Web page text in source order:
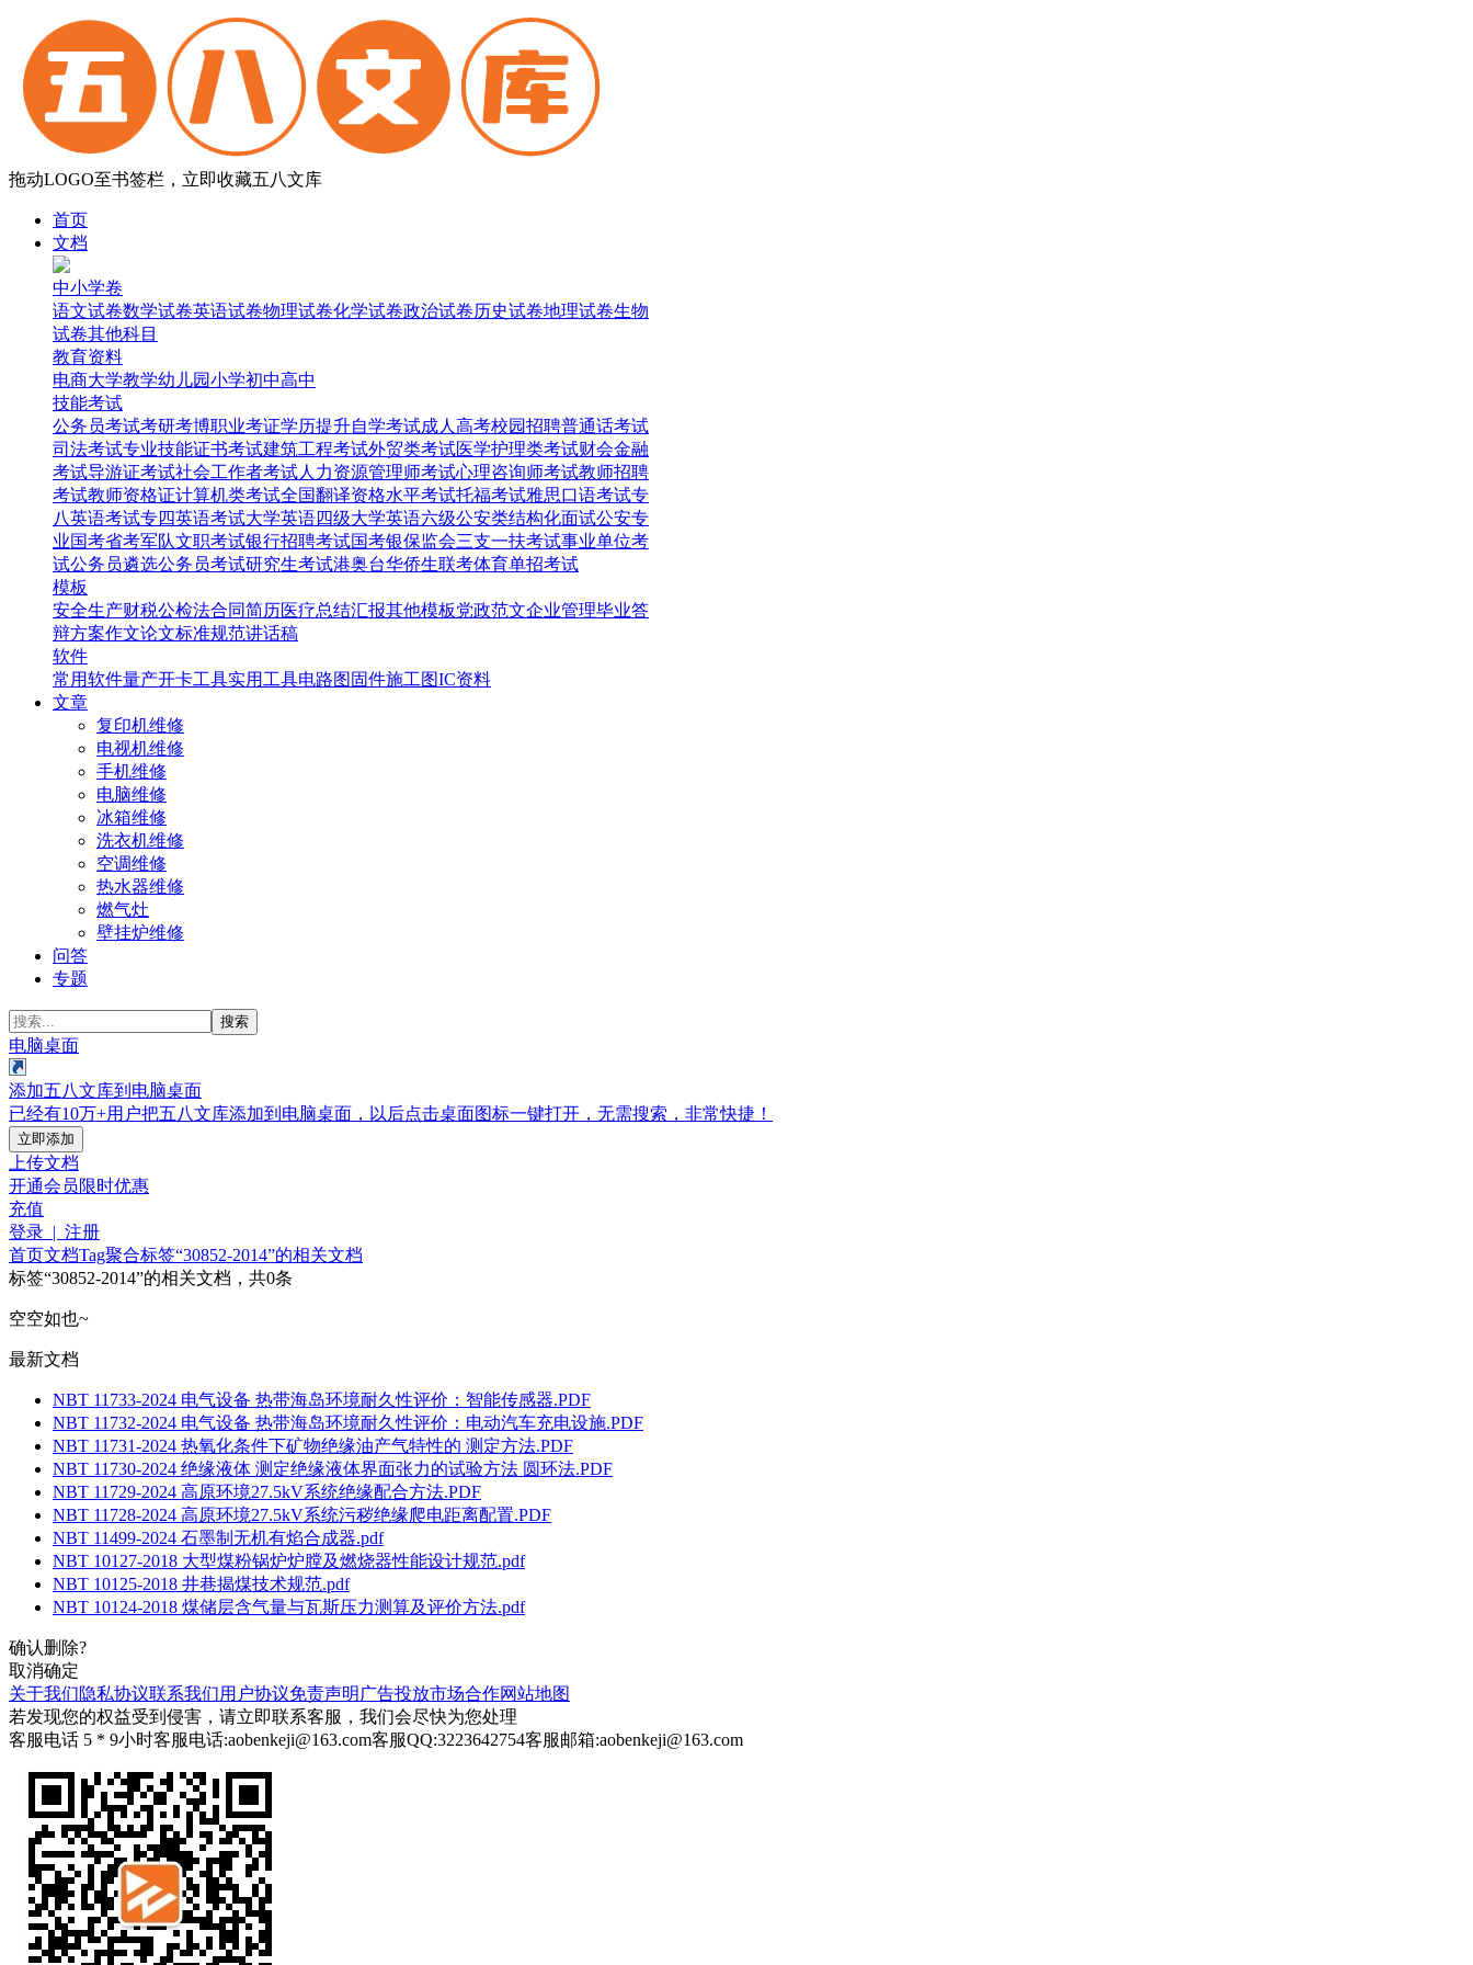
拖动LOGO至书签栏，立即收藏五八文库
首页
文档
中小学卷
语文试卷数学试卷英语试卷物理试卷化学试卷政治试卷历史试卷地理试卷生物
试卷其他科目
教育资料
电商大学教学幼儿园小学初中高中
技能考试
公务员考试考研考博职业考证学历提升自学考试成人高考校园招聘普通话考试
司法考试专业技能证书考试建筑工程考试外贸类考试医学护理类考试财会金融
考试导游证考试社会工作者考试人力资源管理师考试心理咨询师考试教师招聘
考试教师资格证计算机类考试全国翻译资格水平考试托福考试雅思口语考试专
八英语考试专四英语考试大学英语四级大学英语六级公安类结构化面试公安专
业国考省考军队文职考试银行招聘考试国考银保监会三支一扶考试事业单位考
试公务员遴选公务员考试研究生考试港奥台华侨生联考体育单招考试
模板
安全生产财税公检法合同简历医疗总结汇报其他模板党政范文企业管理毕业答
辩方案作文论文标准规范讲话稿
软件
常用软件量产开卡工具实用工具电路图 固件施工图IC资料
文章
复印机维修
电视机维修
手机维修
电脑维修
冰箱维修
洗衣机维修
空调维修
热水器维修
燃气灶
壁挂炉维修
问答
专题
搜索
电脑桌面
添加五八文库到电脑桌面
已经有10万+用户把五八文库添加到电脑桌面，以后点击桌面图标一键打开，无需搜索，非常快捷！
立即添加
上传文档
开通会员限时优惠
充值
登录 | 注册
首页文档Tag聚合标签“30852-2014”的相关文档
标签“30852-2014”的相关文档，共0条
空空如也~
最新文档
NBT 11733-2024 电气设备 热带海岛环境耐久性评价：智能传感器.PDF
NBT 11732-2024 电气设备 热带海岛环境耐久性评价：电动汽车充电设施.PDF
NBT 11731-2024 热氧化条件下矿物绝缘油产气特性的 测定方法.PDF
NBT 11730-2024 绝缘液体 测定绝缘液体界面张力的试验方法 圆环法.PDF
NBT 11729-2024 高原环境27.5kV系统绝缘配合方法.PDF
NBT 11728-2024 高原环境27.5kV系统污秽绝缘爬电距离配置.PDF
NBT 11499-2024 石墨制无机有焰合成器.pdf
NBT 10127-2018 大型煤粉锅炉炉膛及燃烧器性能设计规范.pdf
NBT 10125-2018 井巷揭煤技术规范.pdf
NBT 10124-2018 煤储层含气量与瓦斯压力测算及评价方法.pdf
确认删除?
取消确定
关于我们隐私协议联系我们用户协议免责声明 广告投放市场合作网站地图
若发现您的权益受到侵害，请立即联系客服，我们会尽快为您处理
客服电话 5 * 9小时客服电话:aobenkeji@163.com客服QQ:3223642754客服邮箱:aobenkeji@163.com